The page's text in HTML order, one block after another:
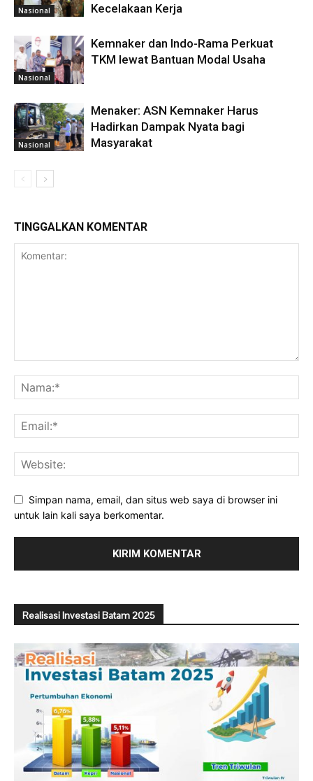
Nasional
Kecelakaan Kerja
Nasional
Kemnaker dan Indo-Rama Perkuat
TKM lewat Bantuan Modal Usaha
Nasional
Menaker: ASN Kemnaker Harus
Hadirkan Dampak Nyata bagi
Masyarakat
TINGGALKAN KOMENTAR
Simpan nama, email, dan situs web saya di browser ini
untuk lain kali saya berkomentar.
Realisasi Investasi Batam 2025